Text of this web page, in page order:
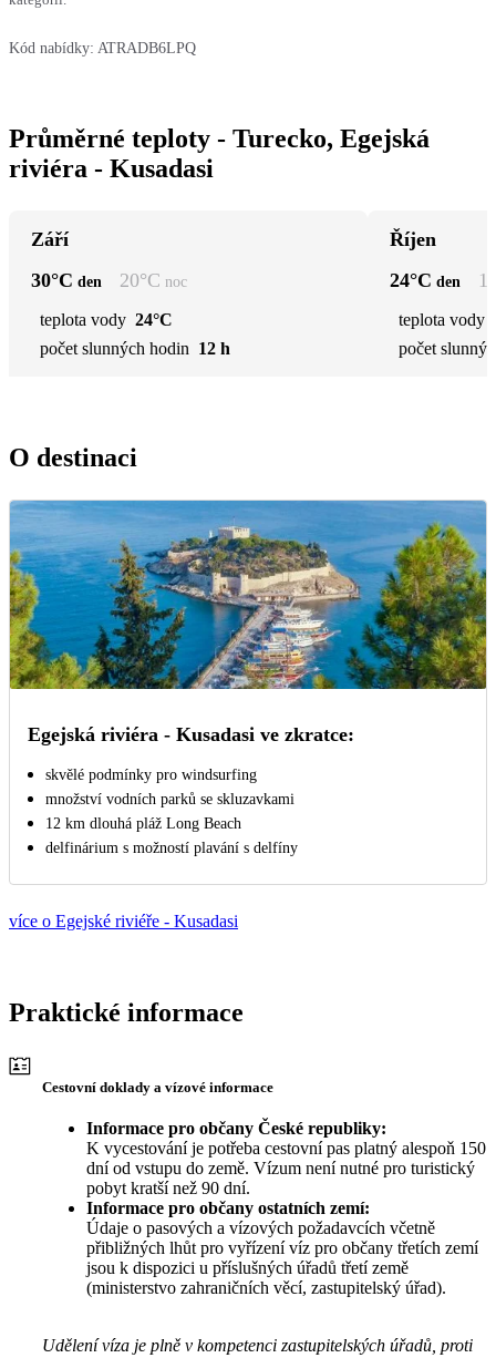
Kód nabídky: ATRADB6LPQ
Průměrné teploty - Turecko, Egejská
riviéra - Kusadasi
Září
30°C den 20°C noc
teplota vody 24°C
počet slunných hodin 12 h
Říjen
24°C den
teplota vody
počet
O destinaci
Egejská riviéra - Kusadasi ve zkratce:
skvělé podmínky pro windsurfing
množství vodních parků se skluzavkami
12 km dlouhá pláž Long Beach
delfinárium s možností plavání s delfíny
více o Egejské riviéře - Kusadasi
Praktické informace
Cestovní doklady a vízové informace
Informace pro občany České republiky:
K vycestování je potřeba cestovní pas platný alespoň 150
dní od vstupu do země. Vízum není nutné pro turistický
pobyt kratší než 90 dní.
Informace pro občany ostatních zemí:
Údaje o pasových a vízových požadavcích včetně
přibližných lhůt pro vyřízení víz pro občany třetích zemí
jsou k dispozici u příslušných úřadů třetí země
(ministerstvo zahraničních věcí, zastupitelský úřad).
Udělení víza je plně v kompetenci zastupitelských úřadů, proti